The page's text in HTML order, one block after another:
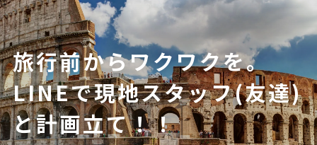
旅行前からワクワクを。
LINEで現地スタッフ(友達)
と計画立て！！
2
3 4 5
9
10 11 12 13 14
16
17 18 19 20 21
22
23
24 25 26 27 28
29
30
31
にいなくて、事前にいただいた資料に合ったイタリア支店のＬＩＮＥ
に連絡をしたらすぐに手配していただき合流できて助かりました。イ
タリアの国内線は遅延がひどく、帰りのペレトーラ空港からローマへ
の便も１時間半以上遅延してローマでの乗り継ぎ時間がタイトになり
すごく焦りました。これは往路と同様にローマ空港での乗り継ぎ案内
が分かりにくく時間を要してしまったのも併せてです。そのため、ロ
ーマ空港での買い物ができませんでした、残念。設定していただいた
航空機の旅程はスケジュール通りであればスムーズで無駄がなく、特
に問題がないですが、遅延等が発生すると逆に非常にタイトで危うい
と感じました。これは旅行担当スタッフの問題ではないので私見で
ただき、比較・検討を行いやすかったです。
投稿日：2026-06-29 03:18:26.829
ありませんでした。 お陰様で想定よりも低めの予算で満足のいく旅が
できました。
投稿日：2026-06-27 09:36:47.972
れば、予約して頂けたようですが、自分で予約したかったためちょう
ど良かったです。
投稿日：2026-05-12 11:26:56.885
た。また、ローマの街歩きとベネチアのゴンドラ遊覧がプランに含ま
れており、予約などの手配を担当者の方にお願いすることができ、大
変助かりました。これらの条件がそろっていることを踏まえると、プ
ランの代金は妥当な価格であると思います。
投稿日：2026-02-01 14:20:44.228
投稿日：2026-01-26 09:42:33.103